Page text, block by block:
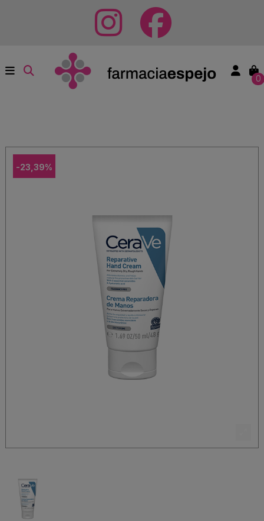
0
-23,39%